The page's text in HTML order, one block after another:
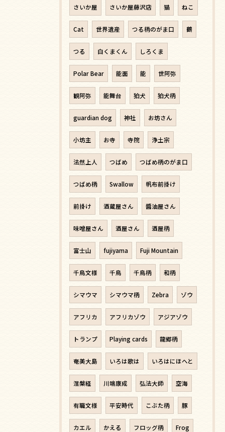
さいか屋 さいか屋藤沢店 猫 ねこ
Cat 世界遺産 つる柄のがま口 鶴
つる 白くまくん しろくま
Polar Bear 能面 能 世阿弥
観阿弥 能舞台 狛犬 狛犬柄
guardian dog 神社 お坊さん
小坊主 お寺 寺院 浄土宗
法然上人 つばめ つばめ柄のがま口
つばめ柄 Swallow 帆布前掛け
前掛け 酒蔵屋さん 醬油屋さん
味噌屋さん 酒屋さん 酒屋柄
富士山 fujiyama Fuji Mountain
千鳥文様 千鳥 千鳥柄 和柄
シマウマ シマウマ柄 Zebra ゾウ
アフリカ アフリカゾウ アジアゾウ
トランプ Playing cards 龍郷柄
奄美大島 いろは歌は いろはにほへと
涅槃経 川端康成 弘法大師 空海
有職文様 平安時代 こぶた柄 豚
カエル かえる フロッグ柄 Frog